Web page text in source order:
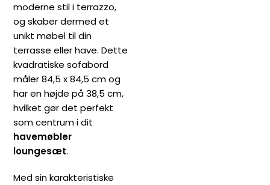
moderne stil i terrazzo,
og skaber dermed et
unikt møbel til din
terrasse eller have. Dette
kvadratiske sofabord
måler 84,5 x 84,5 cm og
har en højde på 38,5 cm,
hvilket gør det perfekt
som centrum i dit
havemøbler
loungesæt.
Med sin karakteristiske